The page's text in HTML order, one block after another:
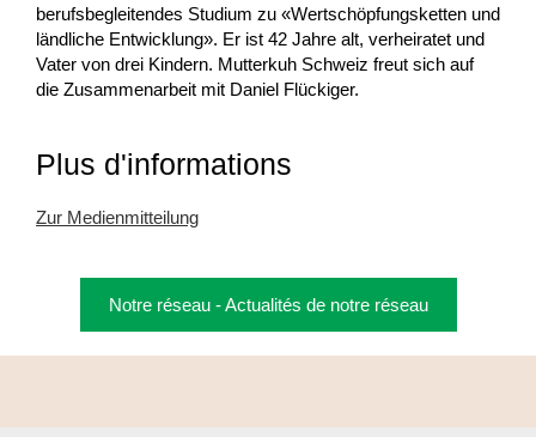
berufsbegleitendes Studium zu «Wertschöpfungsketten und
ländliche Entwicklung». Er ist 42 Jahre alt, verheiratet und
Vater von drei Kindern. Mutterkuh Schweiz freut sich auf
die Zusammenarbeit mit Daniel Flückiger.
Plus d'informations
Zur Medienmitteilung
Notre réseau - Actualités de notre réseau